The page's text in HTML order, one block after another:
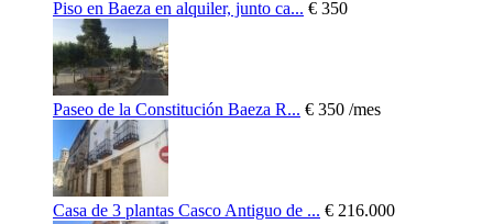
Piso en Baeza en alquiler, junto ca... € 350
Paseo de la Constitución Baeza R... € 350 /mes
Casa de 3 plantas Casco Antiguo de ... € 216.000